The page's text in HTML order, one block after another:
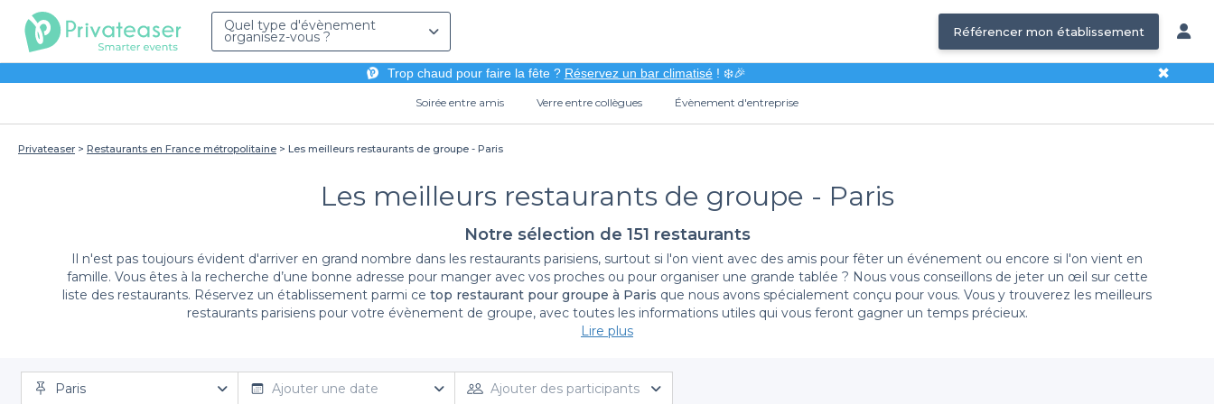
Quel type d'évènement
organisez-vous ? Référencer mon établissement
Trop chaud pour faire la fête ? Réservez un bar climatisé! ❄️🎉 ✖
Soirée entre amis Verre entre collègues Évènement d'entreprise
Privateaser Restaurants en France métropolitaine Les meilleurs restaurants de groupe - Paris
Les meilleurs restaurants de groupe - Paris
Notre sélection de 151 restaurants
Il n'est pas toujours évident d'arriver en grand nombre dans les restaurants parisiens, surtout si l'on vient avec des amis pour fêter un événement ou encore si l'on vient en
famille. Vous êtes à la recherche d’une bonne adresse pour manger avec vos proches ou pour organiser une grande tablée ? Nous vous conseillons de jeter un œil sur cette
liste des restaurants. Réservez un établissement parmi ce top restaurant pour groupe à Paris que nous avons spécialement conçu pour vous. Vous y trouverez les meilleurs
restaurants parisiens pour votre évènement de groupe, avec toutes les informations utiles qui vous feront gagner un temps précieux.
Lire plus
Paris Ajouter une date Ajouter des participants